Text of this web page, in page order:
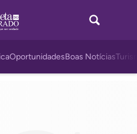
OportunidadesBoas Notícias